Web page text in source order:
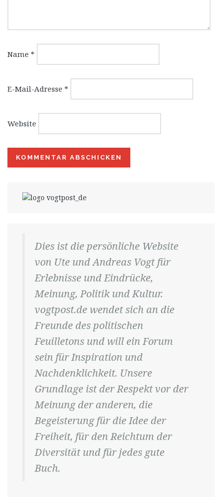
Name *
E-Mail-Adresse *
Website
Dies ist die persönliche Website
von Ute und Andreas Vogt für
Erlebnisse und Eindrücke,
Meinung, Politik und Kultur.
vogtpost.de wendet sich an die
Freunde des politischen
Feuilletons und will ein Forum
sein für Inspiration und
Nachdenklichkeit. Unsere
Grundlage ist der Respekt vor der
Meinung der anderen, die
Begeisterung für die Idee der
Freiheit, für den Reichtum der
Diversität und für jedes gute
Buch.